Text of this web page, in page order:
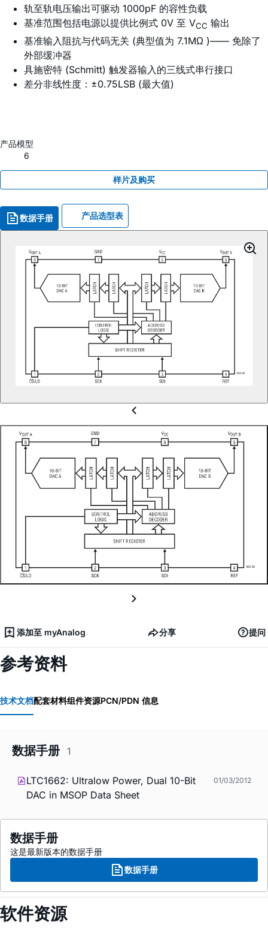
轨至轨电压输出可驱动 1000pF 的容性负载
基准范围包括电源以提供比例式 0V 至 VCC 输出
基准输入阻抗与代码无关 (典型值为 7.1MΩ )—— 免除了
外部缓冲器
具施密特 (Schmitt) 触发器输入的三线式串行接口
差分非线性度：±0.75LSB (最大值)
产品模型
6
样片及购买
数据手册 产品选型表
添加至 myAnalog 分享 提问
参考资料
技术文档配套材料组件资源PCN/PDN 信息
数据手册 1
LTC1662: Ultralow Power, Dual 10-Bit
DAC in MSOP Data Sheet
01/03/2012
数据手册
这是最新版本的数据手册
数据手册
软件资源